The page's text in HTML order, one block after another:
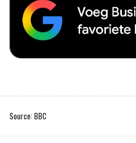
Source: BBC